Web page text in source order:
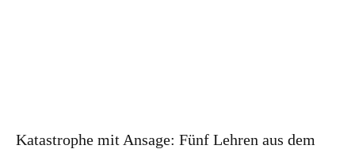
Katastrophe mit Ansage: Fünf Lehren aus dem